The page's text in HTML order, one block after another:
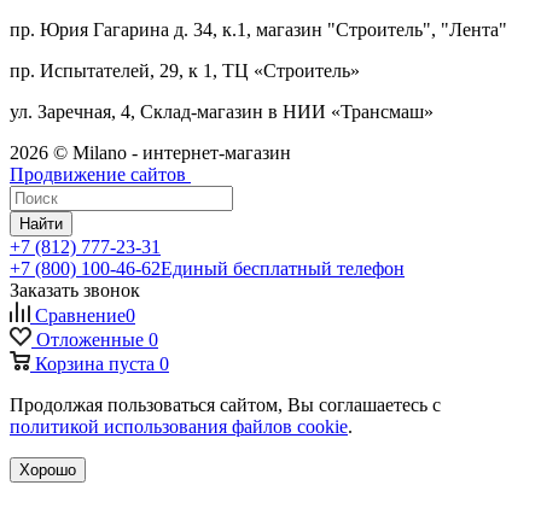
пр. Юрия Гагарина д. 34, к.1, магазин "Строитель", "Лента"
пр. Испытателей, 29, к 1, ТЦ «Строитель»
ул. Заречная, 4, Склад-магазин в НИИ «Трансмаш»
2026 © Milano - интернет-магазин
Продвижение сайтов
Найти
+7 (812) 777-23-31
+7 (800) 100-46-62Единый бесплатный телефон
Заказать звонок
Сравнение0
Отложенные 0
Корзина пуста 0
Продолжая пользоваться сайтом, Вы соглашаетесь с
политикой использования файлов cookie.
Хорошо